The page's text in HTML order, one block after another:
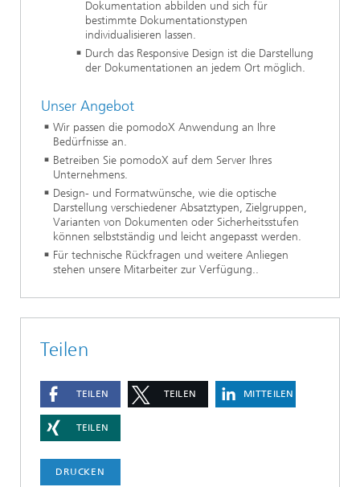
Dokumentation abbilden und sich für
bestimmte Dokumentationstypen
individualisieren lassen.
Durch das Responsive Design ist die Darstellung
der Dokumentationen an jedem Ort möglich.
Unser Angebot
Wir passen die pomodoX Anwendung an Ihre
Bedürfnisse an.
Betreiben Sie pomodoX auf dem Server Ihres
Unternehmens.
Design- und Formatwünsche, wie die optische
Darstellung verschiedener Absatztypen, Zielgruppen,
Varianten von Dokumenten oder Sicherheitsstufen
können selbstständig und leicht angepasst werden.
Für technische Rückfragen und weitere Anliegen
stehen unsere Mitarbeiter zur Verfügung..
Teilen
TEILEN TEILEN MITTEILEN
TEILEN
DRUCKEN